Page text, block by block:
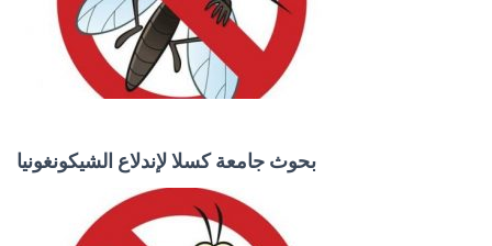
بحوث جامعة كسلا لإندلاع الشيكونغونيا